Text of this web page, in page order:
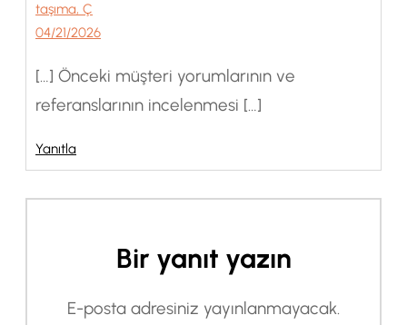
taşıma, Ç
04/21/2026
[…] Önceki müşteri yorumlarının ve
referanslarının incelenmesi […]
Yanıtla
Bir yanıt yazın
E-posta adresiniz yayınlanmayacak.